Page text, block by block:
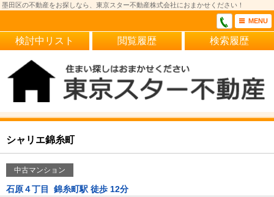
墨田区の不動産をお探しなら、東京スター不動産株式会社におまかせください！
MENU
検討中リスト 閲覧履歴 検索履歴
シャリエ錦糸町
中古マンション
石原４丁目 錦糸町駅 徒歩 12分